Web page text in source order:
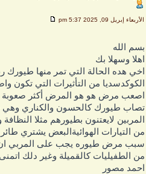
الأربعاء إبريل 09, 2025 5:37 pm
الله
وسهلا بك
هده الحالة التي تمر منها طيورك
من التأثيرات التي تكون
مرض هو هو المرض أكثر صعوبة
طيورك كالحسون والكناري
لايعتنون بطيورهم مثلا
التيارات الهوائيةالبعض يشتري
مرض طيوره يجب على المربي ان
الطفيليات كالقميلة وغير دلك
مصور